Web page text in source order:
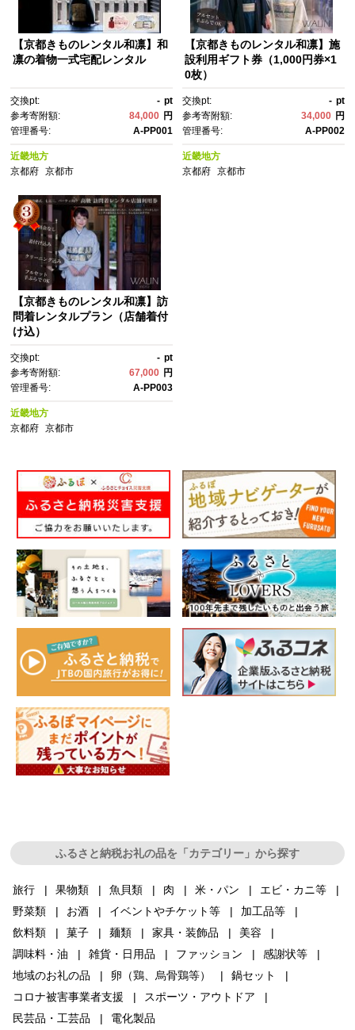
【京都きものレンタル和凛】和
凛の着物一式宅配レンタル
交換pt: - pt
参考寄附額:
84,000 円
管理番号:
A-PP001
近畿地方
京都府
京都市
【京都きものレンタル和凛】施
設利用ギフト券（1,000円券×1
0枚）
交換pt: - pt
参考寄附額:
34,000 円
管理番号:
A-PP002
近畿地方
京都府 京都市
【京都きものレンタル和凛】訪
問着レンタルプラン（店舗着付
け込）
交換pt: - pt
参考寄附額:
67,000 円
管理番号:
A-PP003
近畿地方
京都府
京都市
ふるさと納税お礼の品を「カテゴリー」から探す
旅行 果物類 魚貝類 肉 米・パン
エビ・カニ等
野菜類
お酒 イベントやチケット等
加工品等
飲料類
菓子 麺類 家具・装飾品
美容
調味料・油
雑貨・日用品 ファッション
感謝状等
地域のお礼の品
卵（鶏、烏骨鶏等）
鍋セット
コロナ被害事業者支援
スポーツ・アウトドア
民芸品・工芸品
電化製品